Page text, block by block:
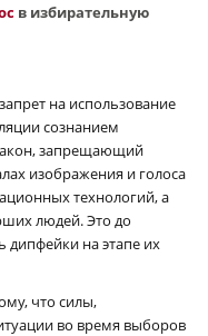
в избирательную
на использование
сознанием
запрещающий
изображения и голоса
технологий, а
людей. Это до
дипфейки на этапе их
что силы,
во время выборов